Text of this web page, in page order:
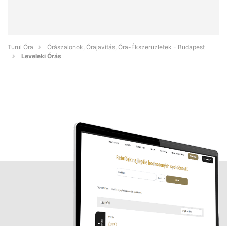
Turul Óra
Órászalonok, Órajavítás, Óra-Ékszerüzletek - Budapest
Leveleki Órás